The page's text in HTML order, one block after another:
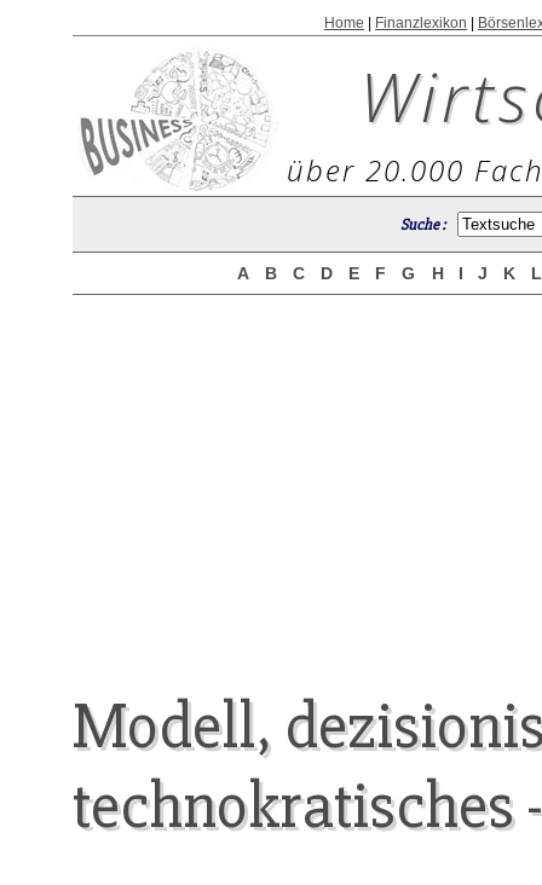
Home Finanzlexikon
über 20.000
Suche :
A B C D E F G H I J K
Modell,
technokratisches